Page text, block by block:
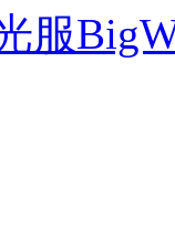
服